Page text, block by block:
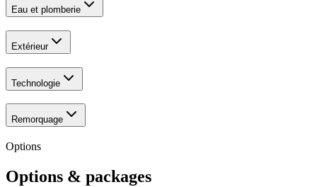
Eau et plomberie
Extérieur
Technologie
Remorquage
Options
Options & packages